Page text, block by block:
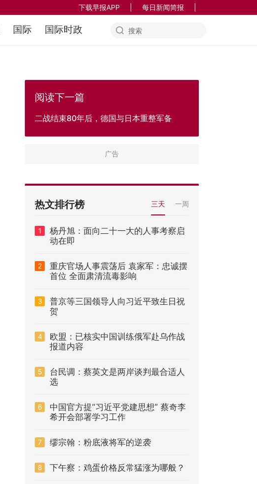
下载早报APP 每日新闻简报
国际 国际时政
阅读下一篇
二战结束80年后，德国与日本重整军备
热文排行榜 三天 一周
1
杨丹旭：面向二十一大的人事考察启
动在即
2
重庆官场人事震荡后 袁家军：忠诚摆
首位 全面肃清流毒影响
3
普京等三国领导人向习近平致生日祝
贺
4
欧盟：已核实中国训练俄军赴乌作战
报道内容
5
台民调：蔡英文是两岸谈判最合适人
选
6
中国官方提“习近平党建思想” 蔡奇李
希开会部署学习工作
7 缪宗翰：粉底液将军的逆袭
8 下午察：鸡蛋价格反常猛涨为哪般？